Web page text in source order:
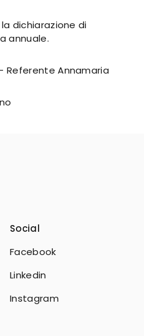
dichiarazione di
annuale.
Referente Annamaria
Social
Facebook
Linkedin
Instagram